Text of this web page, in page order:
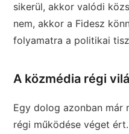
sikerül, akkor valódi
nem, akkor a Fidesz
folyamatra a politikai
A közmédia régi
Egy dolog azonban már
régi működése véget